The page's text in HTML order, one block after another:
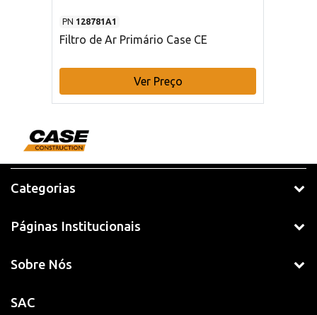
PN 128781A1
Filtro de Ar Primário Case CE
Ver Preço
Categorias
Páginas Institucionais
Sobre Nós
SAC